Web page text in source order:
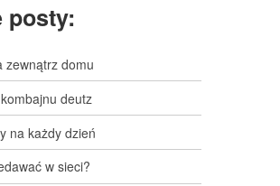
posty:
zewnątrz domu
deutz
na każdy dzień
w sieci?